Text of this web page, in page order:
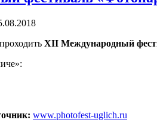
XII Международный
www.photofest-uglich.ru